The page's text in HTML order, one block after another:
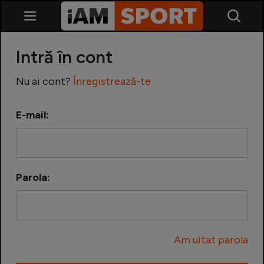
Echipa Națională
Intră în cont
Nu ai cont? Înregistrează-te
E-mail:
Parola:
Am uitat parola